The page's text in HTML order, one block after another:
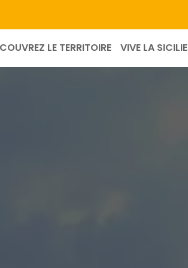
LE TERRITOIRE VIVE LA SICILIE